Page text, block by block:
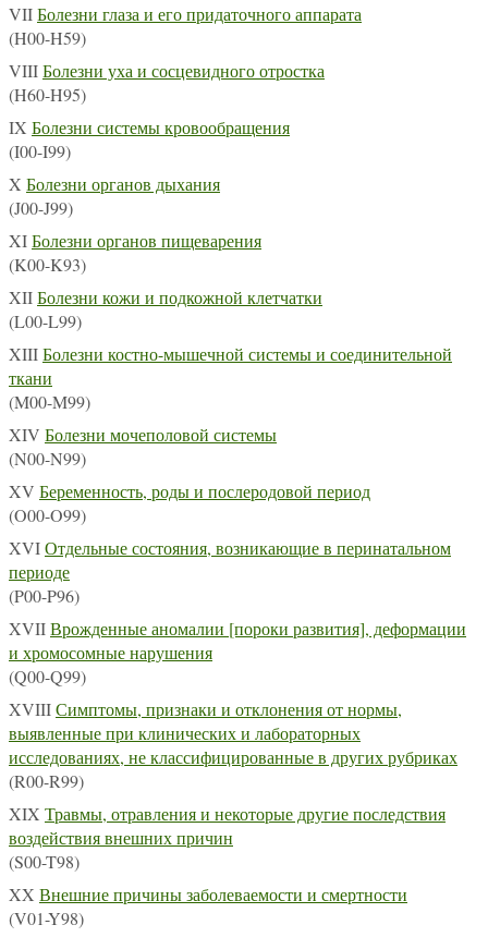
VIIБолезни глаза и его придаточного аппарата
(H00-H59)
VIIIБолезни уха и сосцевидного отростка
(H60-H95)
IX Болезни системы кровообращения
(I00-I99)
X Болезни органов дыхания
(J00-J99)
XIБолезни органов пищеварения
(K00-K93)
XIIБолезни кожи и подкожной клетчатки
(L00-L99)
XIIIБолезни костно-мышечной системы и соединительной
ткани
(M00-M99)
XIV Болезни мочеполовой системы
(N00-N99)
XV Беременность, роды и послеродовой период
(O00-O99)
XVIОтдельные состояния, возникающие в перинатальном
периоде
(P00-P96)
XVIIВрожденные аномалии [пороки развития], деформации
и хромосомные нарушения
(Q00-Q99)
XVIIIСимптомы, признаки и отклонения от нормы,
выявленные при клинических и лабораторных
исследованиях, не классифицированные в других рубриках
(R00-R99)
XIX Травмы, отравления и некоторые другие последствия
воздействия внешних причин
(S00-T98)
XX Внешние причины заболеваемости и смертности
(V01-Y98)